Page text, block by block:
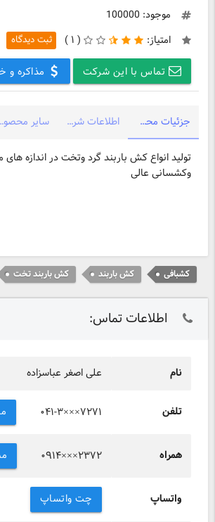
موجود: 100000
امتیاز:
( ۱ ) ثبت دیدگاه
تماس با این شرکت مذاکره و
جزئیات محصول اطلاعات شرکت سایر
تولید انواع کش باربند گرد وتخت در اندازه
وکشسانی عالی
کشبافی کش باربند کش باربند تخت
اطلاعات تماس:
نام علی اصغر عباسزاده
تلفن ۰۴۱-۳×××۷۲۷۱
همراه ۰۹۱۴×××۲۳۷۲
واتساپ چت واتساپ